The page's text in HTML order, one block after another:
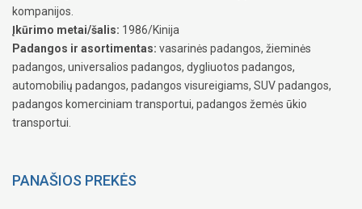
kompanijos.
Įkūrimo metai/šalis: 1986/Kinija
Padangos ir asortimentas: vasarinės padangos, žieminės
padangos, universalios padangos, dygliuotos padangos,
automobilių padangos, padangos visureigiams, SUV padangos,
padangos komerciniam transportui, padangos žemės ūkio
transportui.
PANAŠIOS PREKĖS